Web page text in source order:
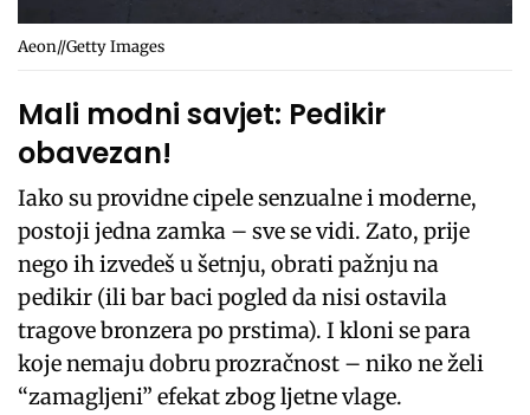
Aeon//Getty Images
Mali modni savjet: Pedikir
obavezan!
Iako su providne cipele senzualne i moderne,
postoji jedna zamka – sve se vidi. Zato, prije
nego ih izvedeš u šetnju, obrati pažnju na
pedikir (ili bar baci pogled da nisi ostavila
tragove bronzera po prstima). I kloni se para
koje nemaju dobru prozračnost – niko ne želi
“zamagljeni” efekat zbog ljetne vlage.